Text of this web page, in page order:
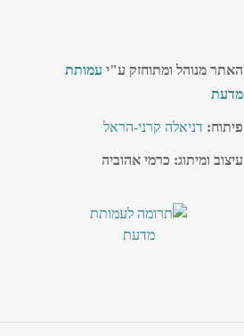
האתר מנוהל ומתוחזק ע"י עמותת
מדעת
פיתוח: דניאלה קרני-הראל
עיצוב ומיתוג: כרמי אהוביה